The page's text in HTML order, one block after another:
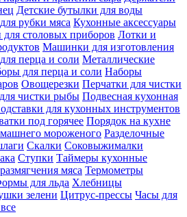
Детские бутылки для воды
рубки мяса Кухонные аксессуары
для столовых приборов Лотки и
Машинки для изготовления
перца и соли Металлические
для перца и соли Наборы
Овощерезки Перчатки для чистки
чистки рыбы Подвесная кухонная
для кухонных инструментов
под горячее Порядок на кухне
мороженого Разделочные
Скалки Соковыжималки
Ступки Таймеры кухонные
мяса Термометры
для льда Хлебницы
зелени Цитрус-прессы Часы для